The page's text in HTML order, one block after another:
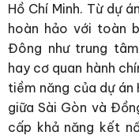
Hồ Chí Minh. Từ dự
hoàn hảo với toàn
Đông như trung
hay cơ quan hành
tiềm năng của dự án
giữa Sài Gòn và
cấp khả năng kết